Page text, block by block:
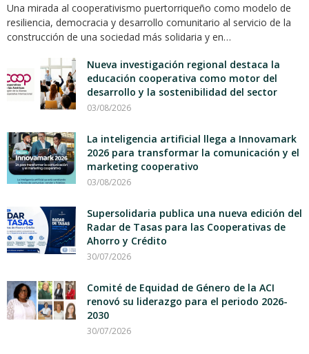
Una mirada al cooperativismo puertorriqueño como modelo de
resiliencia, democracia y desarrollo comunitario al servicio de la
construcción de una sociedad más solidaria y en…
Nueva investigación regional destaca la
educación cooperativa como motor del
desarrollo y la sostenibilidad del sector
03/08/2026
La inteligencia artificial llega a Innovamark
2026 para transformar la comunicación y el
marketing cooperativo
03/08/2026
Supersolidaria publica una nueva edición del
Radar de Tasas para las Cooperativas de
Ahorro y Crédito
30/07/2026
Comité de Equidad de Género de la ACI
renovó su liderazgo para el periodo 2026-
2030
30/07/2026